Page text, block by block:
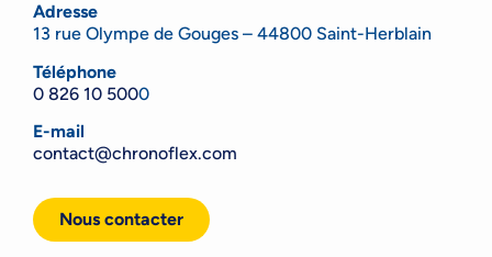
Adresse
13 rue Olympe de Gouges – 44800 Saint-Herblain
Téléphone
0 826 10 5000
E-mail
contact@chronoflex.com
Nous contacter